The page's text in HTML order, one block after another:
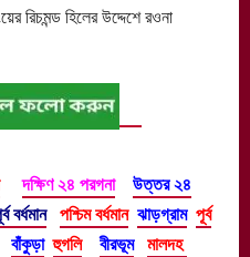
রিচমন্ড হিলের উদ্দেশে রওনা
দক্ষিণ ২৪ পরগনা
উত্তর ২৪
বর্ধমান পশ্চিম বর্ধমান ঝাড়গ্রাম পূর্ব
বাঁকুড়া হুগলি বীরভূম মালদহ